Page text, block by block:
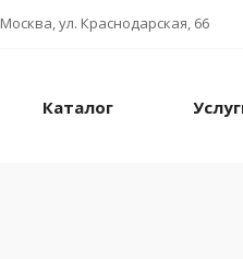
Москва, ул. Краснодарская, 66
Каталог